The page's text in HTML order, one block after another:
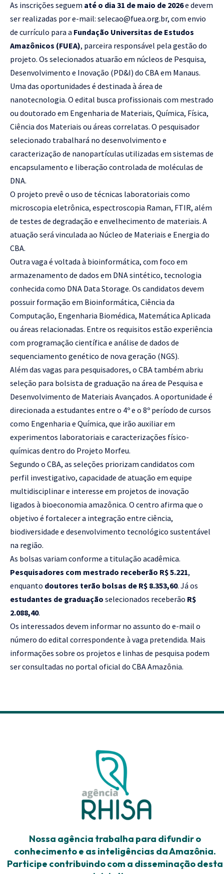
As inscrições seguem até o dia 31 de maio de 2026e devem
ser realizadas por e-mail: selecao@fuea.org.br, com envio
de currículo para a Fundação Universitas de Estudos
Amazônicos (FUEA), parceira responsável pela gestão do
projeto. Os selecionados atuarão em núcleos de Pesquisa,
Desenvolvimento e Inovação (PD&I) do CBA em Manaus.
Uma das oportunidades é destinada à área de
nanotecnologia. O edital busca profissionais com mestrado
ou doutorado em Engenharia de Materiais, Química, Física,
Ciência dos Materiais ou áreas correlatas. O pesquisador
selecionado trabalhará no desenvolvimento e
caracterização de nanopartículas utilizadas em sistemas de
encapsulamento e liberação controlada de moléculas de
DNA.
O projeto prevê o uso de técnicas laboratoriais como
microscopia eletrônica, espectroscopia Raman, FTIR, além
de testes de degradação e envelhecimento de materiais. A
atuação será vinculada ao Núcleo de Materiais e Energia do
CBA.
Outra vaga é voltada à bioinformática, com foco em
armazenamento de dados em DNA sintético, tecnologia
conhecida como DNA Data Storage. Os candidatos devem
possuir formação em Bioinformática, Ciência da
Computação, Engenharia Biomédica, Matemática Aplicada
ou áreas relacionadas. Entre os requisitos estão experiência
com programação científica e análise de dados de
sequenciamento genético de nova geração (NGS).
Além das vagas para pesquisadores, o CBA também abriu
seleção para bolsista de graduação na área de Pesquisa e
Desenvolvimento de Materiais Avançados. A oportunidade é
direcionada a estudantes entre o 4º e o 8º período de cursos
como Engenharia e Química, que irão auxiliar em
experimentos laboratoriais e caracterizações físico-
químicas dentro do Projeto Morfeu.
Segundo o CBA, as seleções priorizam candidatos com
perfil investigativo, capacidade de atuação em equipe
multidisciplinar e interesse em projetos de inovação
ligados à bioeconomia amazônica. O centro afirma que o
objetivo é fortalecer a integração entre ciência,
biodiversidade e desenvolvimento tecnológico sustentável
na região.
As bolsas variam conforme a titulação acadêmica.
Pesquisadores com mestrado receberão R$ 5.221,
enquanto doutores terão bolsas de R$ 8.353,60. Já os
estudantes de graduação selecionados receberão R$
2.088,40.
Os interessados devem informar no assunto do e-mail o
número do edital correspondente à vaga pretendida. Mais
informações sobre os projetos e linhas de pesquisa podem
ser consultadas no portal oficial do CBA Amazônia.
Nossa agência trabalha para difundir o
conhecimento e as inteligências da Amazônia.
Participe contribuindo com a disseminação desta